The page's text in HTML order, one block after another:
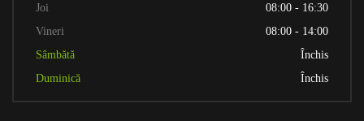
Joi
08:00 - 16:30
Vineri
08:00 - 14:00
Sâmbătă
Închis
Duminică
Închis